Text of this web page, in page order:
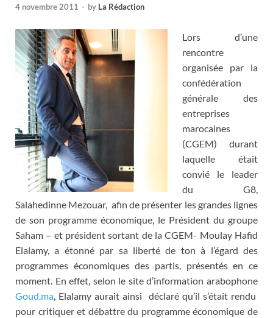
4 novembre 2011 - by La Rédaction
Lors d’une
rencontre
organisée par la
confédération
générale des
entreprises
marocaines
(CGEM) durant
laquelle était
convié le leader
du G8,
Salahedinne Mezouar, afin de présenter les grandes lignes
de son programme économique, le Président du groupe
Saham – et président sortant de la CGEM- Moulay Hafid
Elalamy, a étonné par sa liberté de ton à l’égard des
programmes économiques des partis, présentés en ce
moment. En effet, selon le site d’information arabophone
Goud.ma, Elalamy aurait ainsi déclaré qu’il s’était rendu
pour critiquer et débattre du programme économique de